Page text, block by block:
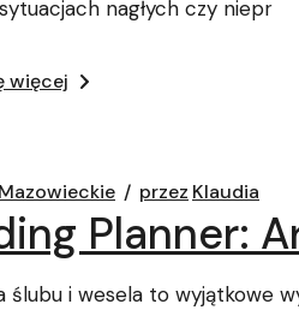
nagłych czy niepr
więcej
Mazowieckie przez Klaudia
Planner:
ślubu i wesela to wyjątkowe